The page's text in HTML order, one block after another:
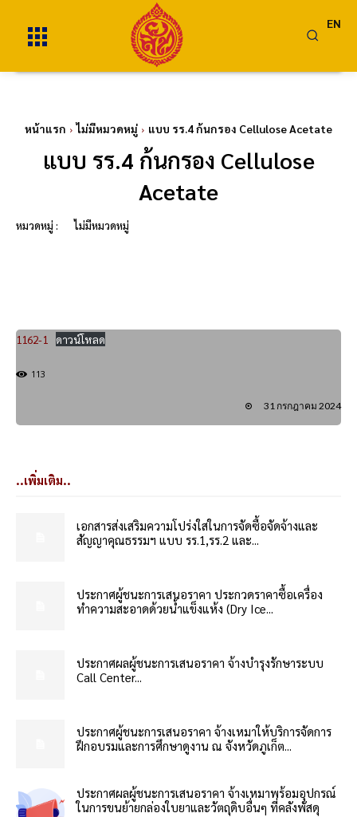
EN
หน้าแรก ไม่มีหมวดหมู่ แบบ รร.4 ก้นกรอง Cellulose Acetate
แบบ รร.4 ก้นกรอง Cellulose
Acetate
หมวดหมู่ : ไม่มีหมวดหมู่
1162-1 ดาวน์โหลด
113
31 กรกฎาคม 2024
..เพิ่มเติม..
เอกสารส่งเสริมความโปร่งใสในการจัดซื้อจัดจ้างและ
สัญญาคุณธรรมฯ แบบ รร.1,รร.2 และ...
ประกาศผู้ชนะการเสนอราคา ประกวดราคาซื้อเครื่อง
ทำความสะอาดด้วยน้ำแข็งแห้ง (Dry Ice...
ประกาศผลผู้ชนะการเสนอราคา จ้างบำรุงรักษาระบบ
Call Center...
ประกาศผู้ชนะการเสนอราคา จ้างเหมาให้บริการจัดการ
ฝึกอบรมและการศึกษาดูงาน ณ จังหวัดภูเก็ต...
ประกาศผลผู้ชนะการเสนอราคา จ้างเหมาพร้อมอุปกรณ์
ในการขนย้ายกล่องใบยาและวัตถุดิบอื่นๆ ที่คลังพัสดุ